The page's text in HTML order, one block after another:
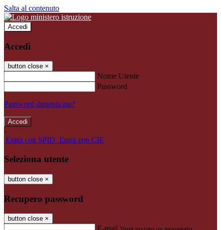
Salta al contenuto
Accedi
Accedi
button close ×
Nome Utente
Password
Password dimenticata?
-
Entra con SPID Entra con CIE
Seleziona utente
button close ×
Recupero password
button close ×